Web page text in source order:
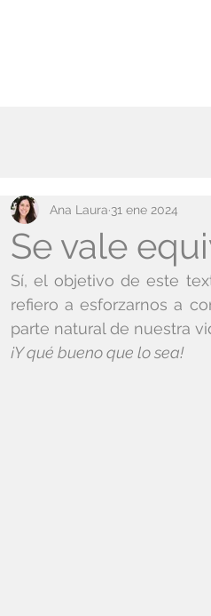
Se vale
Ana Laura 31 ene 2024
Sí, el objetivo de este
refiero a esforzarnos a
parte natural de nuestra
¡Y qué bueno que lo sea!